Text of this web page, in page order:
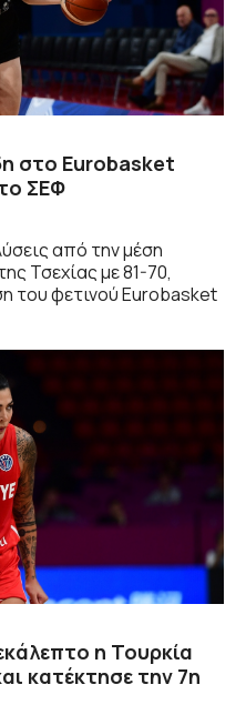
στο Eurobasket
ΣΕΦ
από την μέση
Τσεχίας με 81-70,
του φετινού Eurobasket
η Τουρκία
κατέκτησε την 7η